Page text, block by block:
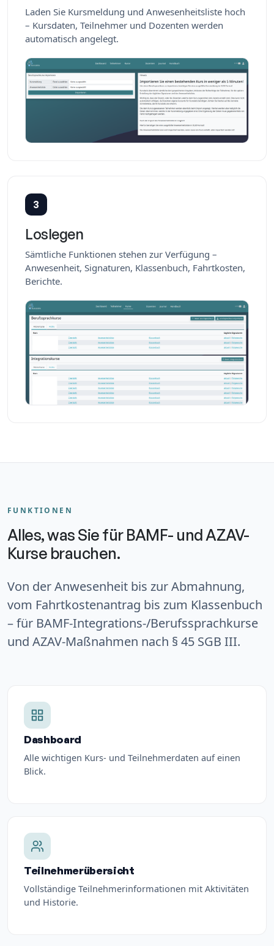
Laden Sie Kursmeldung und Anwesenheitsliste hoch
– Kursdaten, Teilnehmer und Dozenten werden
automatisch angelegt.
3
Loslegen
Sämtliche Funktionen stehen zur Verfügung –
Anwesenheit, Signaturen, Klassenbuch, Fahrtkosten,
Berichte.
FUNKTIONEN
Alles, was Sie für BAMF- und AZAV-
Kurse brauchen.
Von der Anwesenheit bis zur Abmahnung,
vom Fahrtkostenantrag bis zum Klassenbuch
– für BAMF-Integrations-/Berufssprachkurse
und AZAV-Maßnahmen nach § 45 SGB III.
Dashboard
Alle wichtigen Kurs- und Teilnehmerdaten auf einen
Blick.
Teilnehmerübersicht
Vollständige Teilnehmerinformationen mit Aktivitäten
und Historie.